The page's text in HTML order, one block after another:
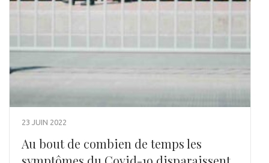
23 JUIN 2022
Au bout de combien de temps les